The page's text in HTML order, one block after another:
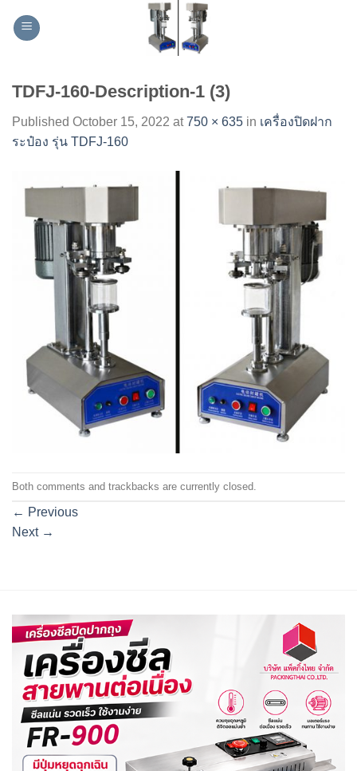
TDFJ-160-Description-1 (3)
Published October 15, 2022 at750 × 635 in เครื่องปิดฝาก
ระป๋อง รุ่น TDFJ-160
Both comments and trackbacks are currently closed.
← Previous
Next →